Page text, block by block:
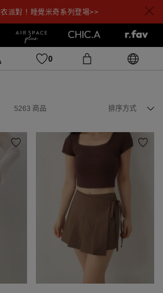
派對！睡覺米奇系列登場>>
0
5263 商品 排序方式